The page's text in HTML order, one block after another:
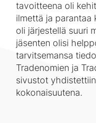
tavoitteena oli
ilmettä ja parantaa
oli järjestellä suuri
jäsenten olisi
tarvitsemansa
Tradenomien ja
sivustot
kokonaisuutena.